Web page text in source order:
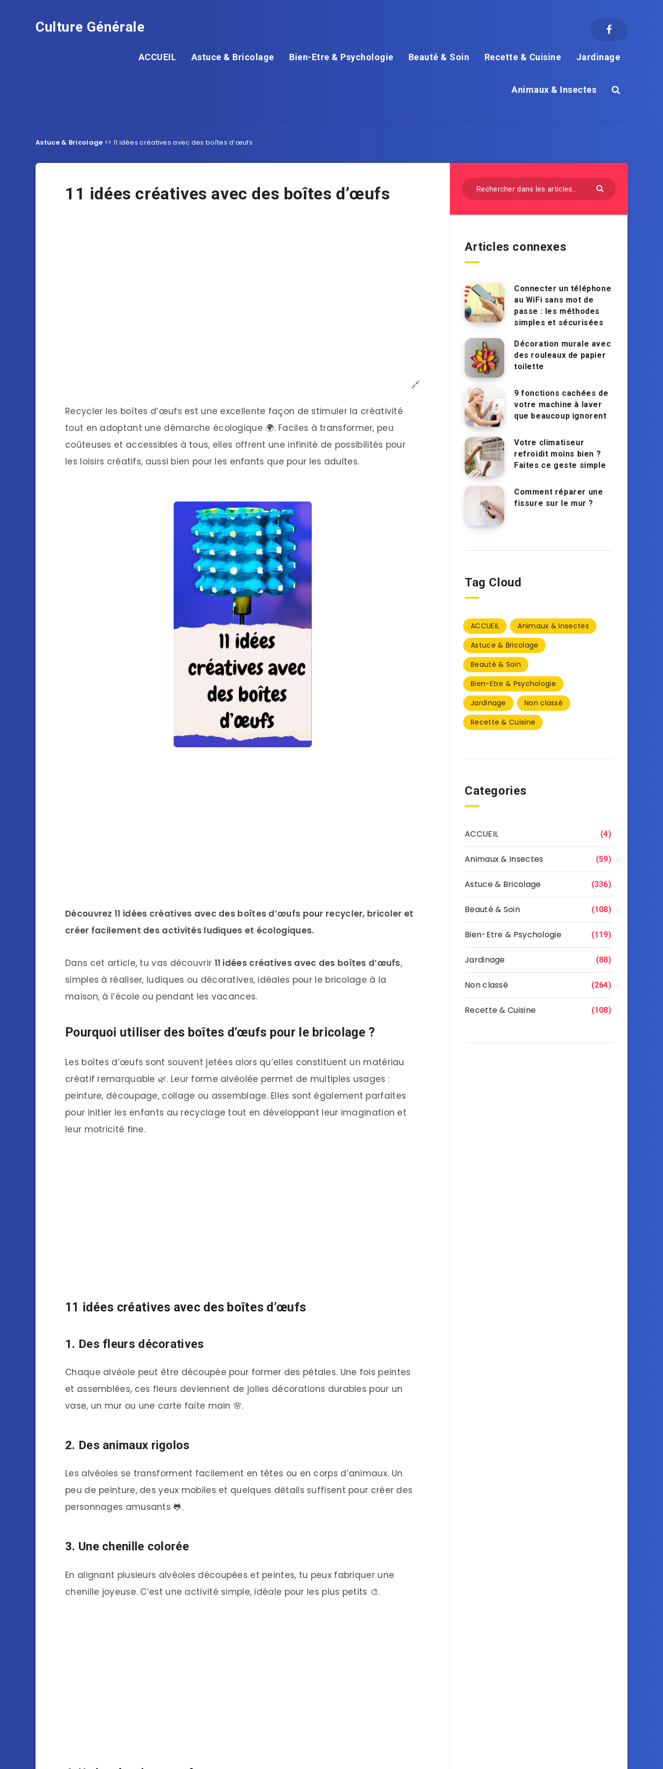
Culture Générale
ACCUEIL Astuce & Bricolage Bien-Etre & Psychologie Beauté & Soin Recette & Cuisine Jardinage
Animaux & Insectes
Astuce & Bricolage >> 11 idées créatives avec des boîtes d’œufs
11 idées créatives avec des boîtes d’œufs
🔗
Recycler les boîtes d’œufs est une excellente façon de stimuler la créativité
tout en adoptant une démarche écologique 🌍. Faciles à transformer, peu
coûteuses et accessibles à tous, elles offrent une infinité de possibilités pour
les loisirs créatifs, aussi bien pour les enfants que pour les adultes.
Découvrez 11 idées créatives avec des boîtes d’œufs pour recycler, bricoler et
créer facilement des activités ludiques et écologiques.
Dans cet article, tu vas découvrir 11 idées créatives avec des boîtes d’œufs,
simples à réaliser, ludiques ou décoratives, idéales pour le bricolage à la
maison, à l’école ou pendant les vacances.
Pourquoi utiliser des boîtes d’œufs pour le bricolage ?
Les boîtes d’œufs sont souvent jetées alors qu’elles constituent un matériau
créatif remarquable 🌿. Leur forme alvéolée permet de multiples usages :
peinture, découpage, collage ou assemblage. Elles sont également parfaites
pour initier les enfants au recyclage tout en développant leur imagination et
leur motricité fine.
11 idées créatives avec des boîtes d’œufs
1. Des fleurs décoratives
Chaque alvéole peut être découpée pour former des pétales. Une fois peintes
et assemblées, ces fleurs deviennent de jolies décorations durables pour un
vase, un mur ou une carte faite main 🌸.
2. Des animaux rigolos
Les alvéoles se transforment facilement en têtes ou en corps d’animaux. Un
peu de peinture, des yeux mobiles et quelques détails suffisent pour créer des
personnages amusants 🐸.
3. Une chenille colorée
En alignant plusieurs alvéoles découpées et peintes, tu peux fabriquer une
chenille joyeuse. C’est une activité simple, idéale pour les plus petits 🎨.
Articles connexes
Connecter un téléphone
au WiFi sans mot de
passe : les méthodes
simples et sécurisées
Décoration murale avec
des rouleaux de papier
toilette
9 fonctions cachées de
votre machine à laver
que beaucoup ignorent
Votre climatiseur
refroidit moins bien ?
Faites ce geste simple
Comment réparer une
fissure sur le mur ?
Tag Cloud
ACCUEIL
Animaux & Insectes
Astuce & Bricolage
Beauté & Soin
Bien-Etre & Psychologie
Jardinage
Non classé
Recette & Cuisine
Categories
ACCUEIL (4)
Animaux & Insectes (59)
Astuce & Bricolage (336)
Beauté & Soin (108)
Bien-Etre & Psychologie (119)
Jardinage (88)
Non classé (264)
Recette & Cuisine (108)